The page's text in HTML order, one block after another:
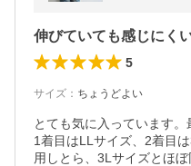
伸びていても感じにく
5
サイズ ： ちょうどよい
とても気に入っています。
1着目はLLサイズ、2着目
用しとら、3Lサイズとほ